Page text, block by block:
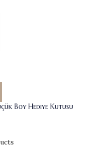
Boy Hediye Kutusu